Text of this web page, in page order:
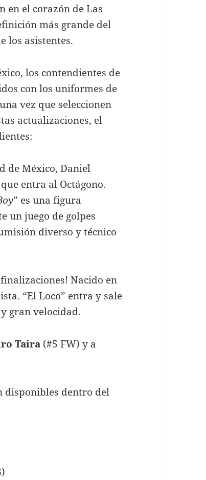
en el corazón de Las
más grande del
los asistentes.
los contendientes de
con los uniformes de
vez que seleccionen
actualizaciones, el
de México, Daniel
entra al Octágono.
” es una figura
un juego de golpes
diverso y técnico
finalizaciones! Nacido en
“El Loco” entra y sale
gran velocidad.
Taira (#5 FW) y a
disponibles dentro del